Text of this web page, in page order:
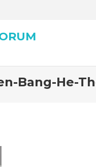
Bang-He-